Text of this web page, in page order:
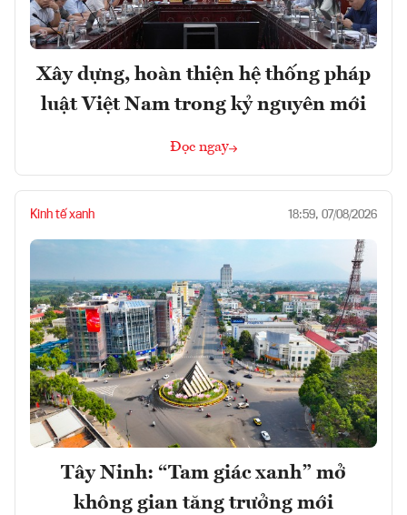
Xây dựng, hoàn thiện hệ thống pháp
luật Việt Nam trong kỷ nguyên mới
Đọc ngay
Kinh tế xanh 18:59, 07/08/2026
Tây Ninh: “Tam giác xanh” mở
không gian tăng trưởng mới